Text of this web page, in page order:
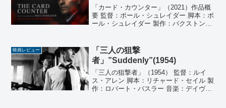
「カード・カウンター」（2021）作品概
要 監督：ポール・シュレイダー 脚本：ポ
ール・シュレイダー 製作：バクストン・
ン、ジャンカルロ・ヴルカーノ 撮影：ア
レクサンダ...
映画レビュー
「三人の狙撃
者」”Suddenly”(1954)
「三人の狙撃者」（1954） 監督：ルイ
ス・アレン 脚本：リチャード・セイル 製
作：ロバート・バスラー 音楽：デイヴィ